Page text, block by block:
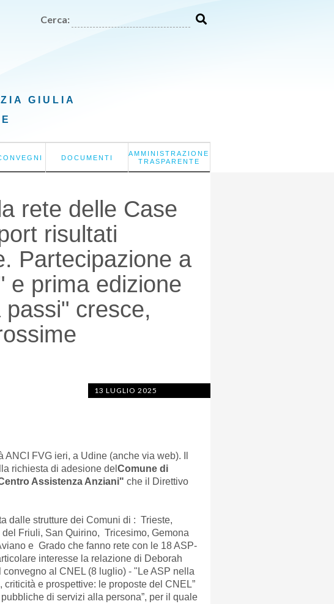
Cerca:
GIULIA
DOCUMENTI
AMMINISTRAZIONE
TRASPARENTE
rete delle Case
risultati
Partecipazione a
e prima edizione
cresce,
13 LUGLIO 2025
FVG ieri, a Udine (anche via web). Il
richiesta di adesione del Comune di
Assistenza Anziani" che il Direttivo
dalle strutture dei Comuni di : Trieste,
Friuli, San Quirino, Tricesimo, Gemona
e Grado che fanno rete con le 18 ASP-
interesse la relazione di Deborah
al CNEL (8 luglio) - "Le ASP nella
e prospettive: le proposte del CNEL”
di servizi alla persona”, per il quale